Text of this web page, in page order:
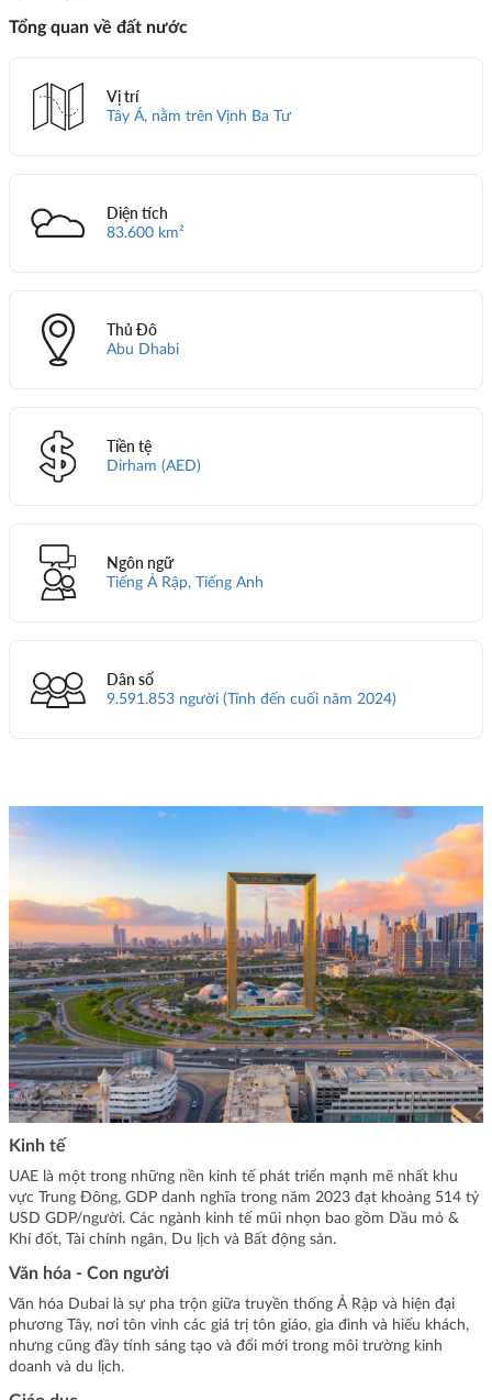
Tổng quan về đất nước
Vị trí
Tây Á, nằm trên Vịnh Ba Tư
Diện tích
83.600 km²
Thủ Đô
Abu Dhabi
Tiền tệ
Dirham (AED)
Ngôn ngữ
Tiếng Ả Rập, Tiếng Anh
Dân số
9.591.853 người (Tính đến cuối năm 2024)
Kinh tế
UAE là một trong những nền kinh tế phát triển mạnh mẽ nhất khu
vực Trung Đông, GDP danh nghĩa trong năm 2023 đạt khoảng 514 tỷ
USD GDP/người. Các ngành kinh tế mũi nhọn bao gồm Dầu mỏ &
Khí đốt, Tài chính ngân, Du lịch và Bất động sản.
Văn hóa - Con người
Văn hóa Dubai là sự pha trộn giữa truyền thống Ả Rập và hiện đại
phương Tây, nơi tôn vinh các giá trị tôn giáo, gia đình và hiếu khách,
nhưng cũng đầy tính sáng tạo và đổi mới trong môi trường kinh
doanh và du lịch.